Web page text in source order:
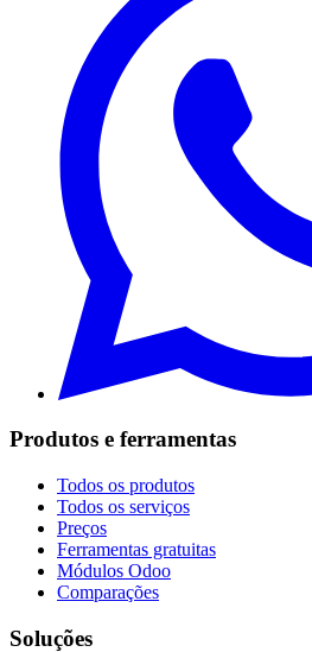
Produtos e ferramentas
Todos os produtos
Todos os serviços
Preços
Ferramentas gratuitas
Módulos Odoo
Comparações
Soluções